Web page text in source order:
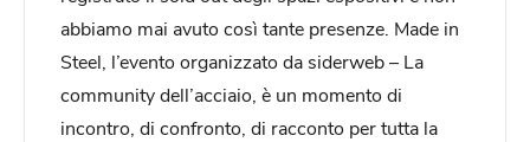
abbiamo mai avuto così tante presenze. Made in
Steel, l’evento organizzato da siderweb – La
community dell’acciaio, è un momento di
incontro, di confronto, di racconto per tutta la